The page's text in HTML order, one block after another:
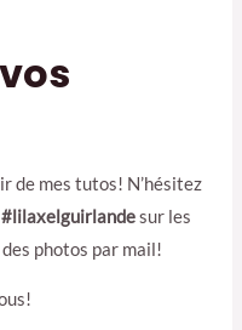
de mes tutos! N’hésitez
#lilaxelguirlandesur les
photos par mail!